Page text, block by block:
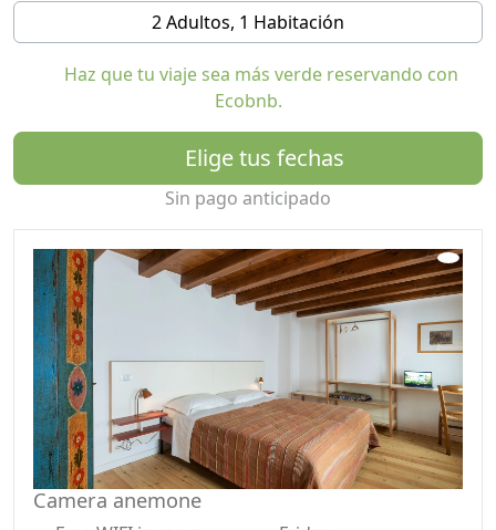
de restauración histórico-artística de conservación de
forma ecosostenible, realizadas con materiales y
recuperar su belleza original y garantizar la longevidad
y la salud de la estructura.
La estructura cuenta con tres habitaciones, todas con
baño privado. Se proporcionan sábanas, mantas y
almohadas, además de un juego de toallas con
posibilidad de cambio (con cargo adicional). Todas las
habitaciones son para no fumadores, luminosas y
cuentan con wifi gratuito.
La cocina es un espacio común para compartir con
otros huéspedes, donde se puede desayunar o
preparar el almuerzo y/o la cena. Ofrece todos los
suministros necesarios, una cafetera/capuchino, un
horno microondas y una pequeña nevera, además de
café, té e infusiones. El uso de la cocina es gratuito.
Previa solicitud y aviso previo, se ofrece un abundante
2 Adultos, 1 Habitación
Haz que tu viaje sea más verde reservando con
Ecobnb.
Elige tus fechas
Sin pago anticipado
Camera anemone